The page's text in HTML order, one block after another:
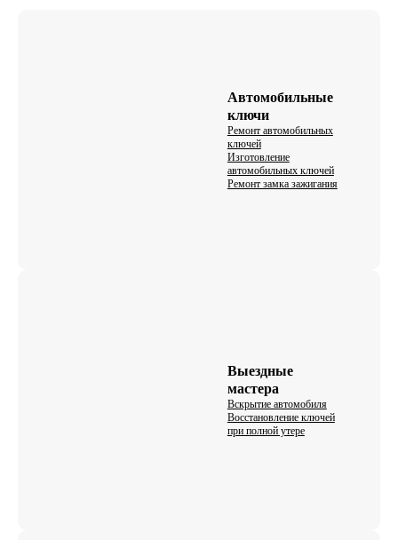
Автомобильные
ключи
Ремонт автомобильных
ключей
Изготовление
автомобильных ключей
Ремонт замка зажигания
Выездные
мастера
Вскрытие автомобиля
Восстановление ключей
при полной утере